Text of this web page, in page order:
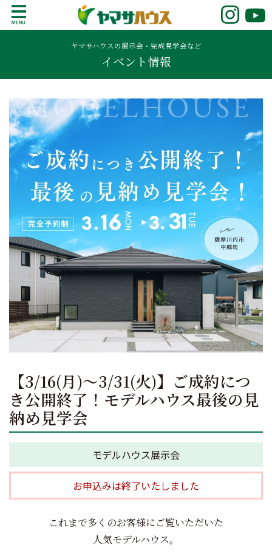
o
鹿児島で注文住宅ならヤマサハウス
新築の注文住宅や建売モデルハウスをお探し
の方はこちら。鹿児島県内で11年連続ナンバ
ーワンの実績を誇る、絆の家でおなじみの
ヤマサハウス。展示場情報や家づくりのこだ
ヤマサハウスの展示会・完成見学会など
イベント情報
【3/16(月)～3/31(火)】ご成約につ
き公開終了！モデルハウス最後の見
納め見学会
モデルハウス展示会
お申込みは終了いたしました
これまで多くのお客様にご覧いただいた
人気モデルハウス。